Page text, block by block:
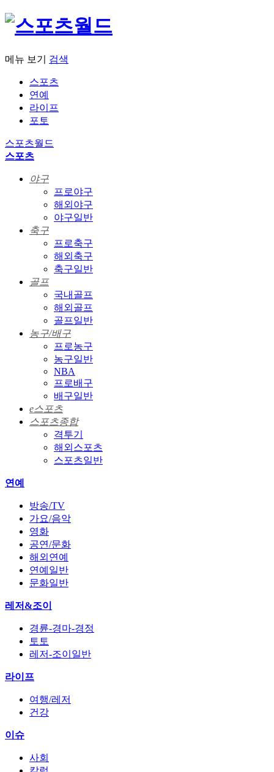
메뉴 보기 검색
스포츠
연예
라이프
포토
스포츠월드
스포츠
야구
프로야구
해외야구
야구일반
축구
프로축구
해외축구
축구일반
골프
국내골프
해외골프
골프일반
농구/배구
프로농구
농구일반
NBA
프로배구
배구일반
e스포츠
스포츠종합
격투기
해외스포츠
스포츠일반
연예
방송/TV
가요/음악
영화
공연/문화
해외연예
연예일반
문화일반
레저&조이
경륜-경마-경정
토토
레저-조이일반
라이프
여행/레저
건강
이슈
사회